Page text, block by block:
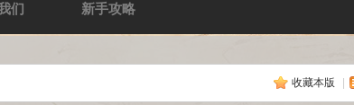
们 新手攻略
收藏本版